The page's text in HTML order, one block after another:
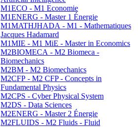
M1ECO - M1 Economie
M1ENERG - Master 1 Énergie
M1MATHJHADA - M1 - Mathematiques
Jacques Hadamard
M1MIE - M1 MiE - Master in Economics
M2BIOMECA - M2 Biomeca -
Biomechanics
M2BM - M2 Biomechanics
M2CFP - M2 CFP - Concepts in
Fundamental Physics
M2CPS - Cyber Physical System
M2DS - Data Sciences
M2ENERG - Master 2 Énergie
M2FLUIDS - M2 Fluids - Fluid